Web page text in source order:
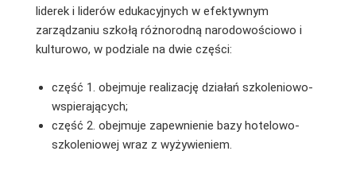
liderek i liderów edukacyjnych w efektywnym
zarządzaniu szkołą różnorodną narodowościowo i
kulturowo, w podziale na dwie części:
część 1. obejmuje realizację działań szkoleniowo-
wspierających;
część 2. obejmuje zapewnienie bazy hotelowo-
szkoleniowej wraz z wyżywieniem.